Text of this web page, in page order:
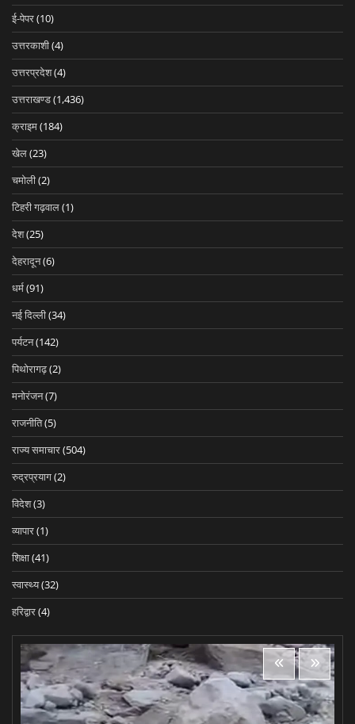
ई-पेपर(10)
उत्तरकाशी(4)
उत्तरप्रदेश(4)
उत्तराखण्ड(1,436)
क्राइम(184)
खेल(23)
चमोली(2)
टिहरी गढ़वाल(1)
देश(25)
देहरादून(6)
धर्म(91)
नई दिल्ली(34)
पर्यटन(142)
पिथोरागढ़(2)
मनोरंजन(7)
राजनीति(5)
राज्य समाचार(504)
रुद्रप्रयाग(2)
विदेश(3)
व्यापार(1)
शिक्षा(41)
स्वास्थ्य(32)
हरिद्वार(4)